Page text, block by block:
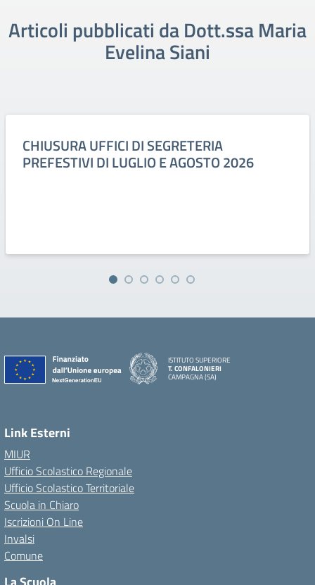
Articoli pubblicati da Dott.ssa Maria
Evelina Siani
CHIUSURA UFFICI DI SEGRETERIA
PREFESTIVI DI LUGLIO E AGOSTO 2026
ISTITUTO SUPERIORE
T. CONFALONIERI
CAMPAGNA (SA)
Link Esterni
MIUR
Ufficio Scolastico Regionale
Ufficio Scolastico Territoriale
Scuola in Chiaro
Iscrizioni On Line
Invalsi
Comune